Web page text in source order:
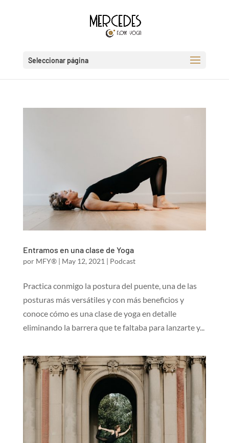
Seleccionar página
Entramos en una clase de Yoga
por MFY®| May 12, 2021 | Podcast
Practica conmigo la postura del puente, una de las
posturas más versátiles y con más beneficios y
conoce cómo es una clase de yoga en detalle
eliminando la barrera que te faltaba para lanzarte y...